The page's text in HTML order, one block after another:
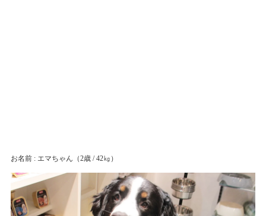
お名前 : エマちゃん （2歳 / 42㎏）